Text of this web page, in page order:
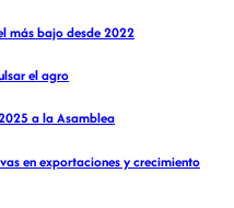
más bajo desde 2022
el agro
a la Asamblea
en exportaciones y crecimiento